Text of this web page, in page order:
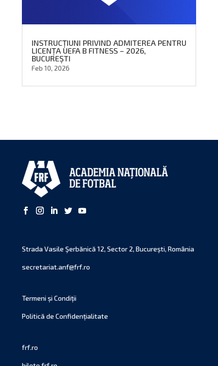
INSTRUCȚIUNI PRIVIND ADMITEREA PENTRU
LICENȚA UEFA B FITNESS – 2026,
BUCUREȘTI
Feb 10, 2026
Strada Vasile Şerbănică 12, Sector 2, Bucureşti, România
secretariat.anf@frf.ro
Termeni și Condiții
Politică de Confidențialitate
frf.ro